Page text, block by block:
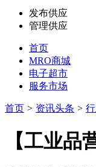
发布供应
管理供应
首页
MRO商城
电子超市
服务市场
首页 > 资讯头条 >
【工业